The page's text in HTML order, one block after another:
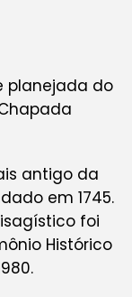
planejada do
antigo da
em 1745.
foi
Histórico